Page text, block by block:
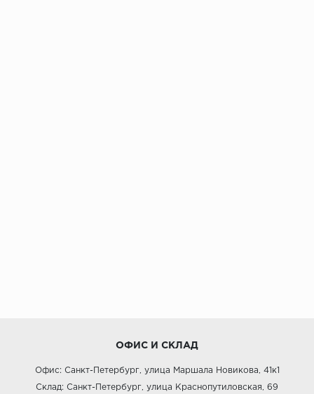
ОФИС И СКЛАД
Офис: Санкт-Петербург, улица Маршала Новикова, 41к1
Склад: Санкт-Петербург, улица Краснопутиловская, 69